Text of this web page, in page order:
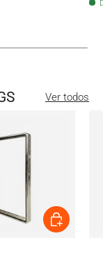
Ver todos
Añadir al